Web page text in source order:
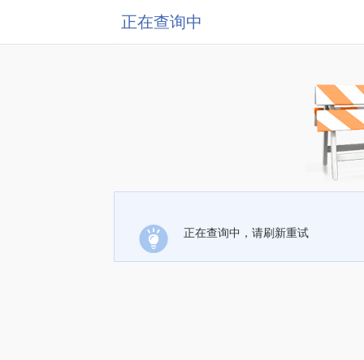
正在查询中
正在查询中，请刷新重试